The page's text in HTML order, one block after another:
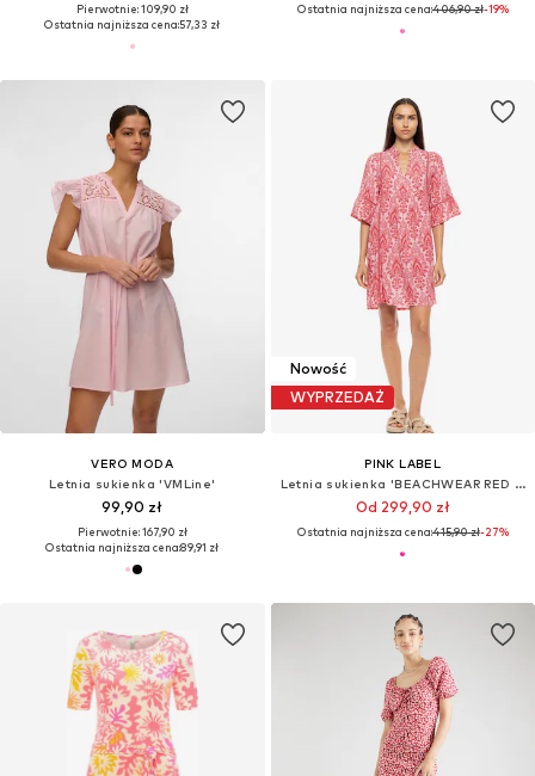
Pierwotnie: 109,90 zł
Ostatnia najniższa cena:57,33 zł
Ostatnia najniższa cena:406,90 zł-19%
VERO MODA
Letnia sukienka 'VMLine'
99,90 zł
Pierwotnie: 167,90 zł
Ostatnia najniższa cena:89,91 zł
Nowość
WYPRZEDAŻ
PINK LABEL
Letnia sukienka 'BEACHWEAR RED PAISLEY'
Od 299,90 zł
Ostatnia najniższa cena:415,90 zł-27%